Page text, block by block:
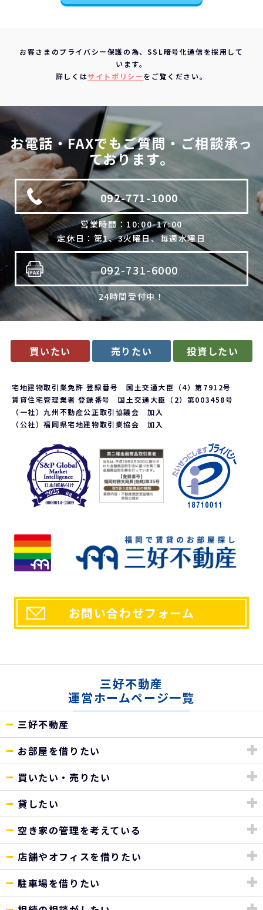
お申込の受付と管理
サービス内容の分析、向上
3. 個人情報の第三者への提供について
ご本人の同意がある場合
法令に基づく場合
利用目的の範囲内で個人情報の取扱いの全部又は一部を委託
する場合
人の生命、身体又は財産の保護のために必要で、ご本人の同
意を得ることが難しいとき
公衆衛生の向上、児童の健全な育成のために必要で、ご本人
の同意を得ることが難しいとき
国や地方公共団体などに協力する場合で、ご本人の同意を得
ることによって支障を及ぼすおそれがあるとき
合併又は譲渡などの事由による事業の承継に伴って個人情報
を提供する場合で、承継前の利用目的の範囲内で個人情報を
取り扱うとき
4. 個人情報の外部委託
当社は、利用目的の達成に必要な範囲内において、個人情報の取
扱いの全部又は一部を委託する場合があります。委託先の選定に
は厳正な基準を設け、委託先との間で必要な契約を締結し、適切
5. 開示等の請求について
応じております。ご請求される方は、当社「個人情報お客様相談
窓口」までお問い合わせください。
6. 個人情報を提供する事の任意性について
当社との契約、又は、提供しているサービスを行うことが出来
ない場合がございます。
a.第三者が閲覧可能な環境に流用されない、または営利的な目
的で利用されないという前提において、個人的な表示、複製、
印刷などは認められるものとしますが、改変などは認めませ
ん。 また個人的な使用であっても著作権等に関するあらゆる
表示を削除してはならないものとします。
b.また上記以外の場合における利用に関しては、予め書面に
す。。
7. 個人情報に関するお問い合わせ先
【個人情報お客様相談窓口】
〒810-0054 福岡市中央区今川1丁目1-1
株式会社三好不動産 本社総務部
お客さまのプライバシー保護の為、SSL暗号化通信を採用して
います。
詳しくはサイトポリシーをご覧ください。
お電話・FAXでもご質問・ご相談承っ
ております。
092-771-1000
営業時間：10:00-17:00
定休日：第1、3火曜日、毎週水曜日
092-731-6000
24時間受付中！
買いたい 売りたい 投資したい
宅地建物取引業免許 登録番号 国土交通大臣（4）第7912号
賃貸住宅管理業者 登録番号 国土交通大臣（2）第003458号
（一社）九州不動産公正取引協議会 加入
（公社）福岡県宅地建物取引業協会 加入
お問い合わせフォーム
三好不動産
運営ホームページ一覧
三好不動産
お部屋を借りたい
買いたい・売りたい
貸したい
空き家の管理を考えている
店舗やオフィスを借りたい
駐車場を借りたい